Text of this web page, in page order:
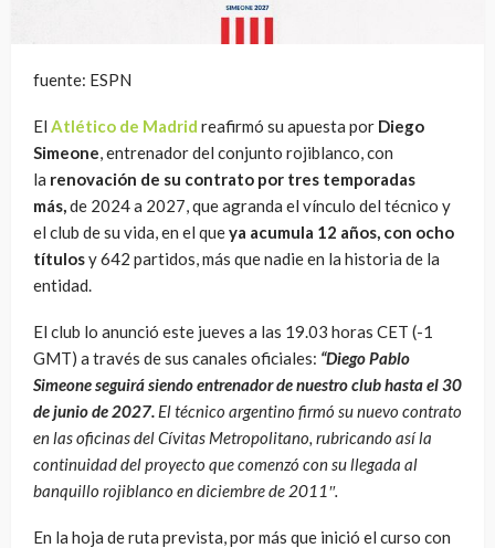
fuente: ESPN
El Atlético de Madrid reafirmó su apuesta por Diego
Simeone, entrenador del conjunto rojiblanco, con
la renovación de su contrato por tres temporadas
más,de 2024 a 2027, que agranda el vínculo del técnico y
el club de su vida, en el queya acumula 12 años, con ocho
títulosy 642 partidos, más que nadie en la historia de la
entidad.
El club lo anunció este jueves a las 19.03 horas CET (-1
GMT) a través de sus canales oficiales: “Diego Pablo
Simeone seguirá siendo entrenador de nuestro club hasta el 30
de junio de 2027. El técnico argentino firmó su nuevo contrato
en las oficinas del Cívitas Metropolitano, rubricando así la
continuidad del proyecto que comenzó con su llegada al
banquillo rojiblanco en diciembre de 2011″.
En la hoja de ruta prevista, por más que inició el curso con